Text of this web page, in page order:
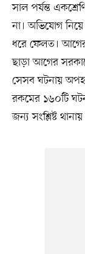
সাল পর্যন্ত
না। অভিযোগ
ধরে ফেলত।
ছাড়া আগের
সেসব ঘটনায়
রকমের ১৬০টি
জন্য সংশ্লিষ্ট